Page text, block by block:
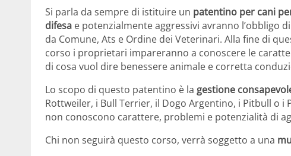
Si parla da sempre di istituire un patentino per cani
difesa e potenzialmente aggressivi avranno l’obbligo
da Comune, Ats e Ordine dei Veterinari. Alla fine di
corso i proprietari impareranno a conoscere le
di cosa vuol dire benessere animale e corretta
Lo scopo di questo patentino è la gestione
Rottweiler, i Bull Terrier, il Dogo Argentino, i Pitbull o
non conoscono carattere, problemi e potenzialità di
Chi non seguirà questo corso, verrà soggetto a una